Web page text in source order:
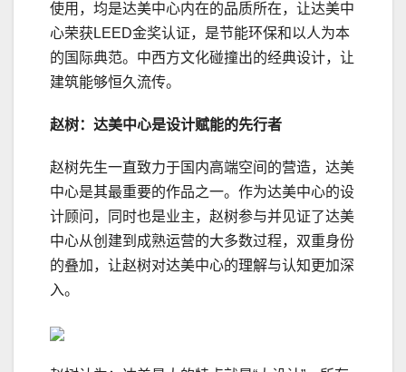
使用，均是达美中心内在的品质所在，让达美中
心荣获LEED金奖认证，是节能环保和以人为本
的国际典范。中西方文化碰撞出的经典设计，让
建筑能够恒久流传。
赵树：达美中心是设计赋能的先行者
赵树先生一直致力于国内高端空间的营造，达美
中心是其最重要的作品之一。作为达美中心的设
计顾问，同时也是业主，赵树参与并见证了达美
中心从创建到成熟运营的大多数过程，双重身份
的叠加，让赵树对达美中心的理解与认知更加深
入。